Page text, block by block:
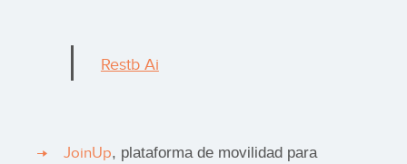
Restb Ai
JoinUp, plataforma de movilidad para